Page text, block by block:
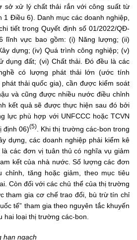
sở xử lý chất thải rắn với công suất từ
1 Điều 6). Danh mục các doanh nghiệp,
tiết trong Quyết định số 01/2022/QĐ-
lĩnh vực bao gồm: (i) Năng lượng; (ii)
dựng; (iv) Quá trình công nghiệp; (v)
dụng đất; (vi) Chất thải. Đó đều là các
có lượng phát thải lớn (ước tính
thải quốc gia), cần được kiểm soát
và cũng được nhiều nước điều chỉnh
kết quả sẽ được thực hiện sau đó bởi
lực phù hợp với UNFCCC hoặc TCVN
định 06)(5). Khi thị trường các-bon trong
dựng, các doanh nghiệp phải kiểm kê
các đơn vị tuân thủ có nghĩa vụ giảm
kết của nhà nước. Số lượng các đơn
tăng hoặc giảm, theo mục tiêu
Còn đối với các chủ thể của thị trường
tham gia cơ chế trao đổi, bù trừ tín chỉ
tế” tham gia theo nguyên tắc khuyến
hai loại thị trường các-bon.
hạn ngạch